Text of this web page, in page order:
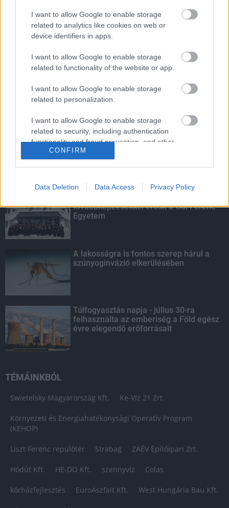
I want to allow Google to enable storage
related to analytics like cookies on web or
device identifiers in apps.
I want to allow Google to enable storage
related to functionality of the website or app.
I want to allow Google to enable storage
related to personalization.
I want to allow Google to enable storage
related to security, including authentication
functionality and fraud prevention, and other
user protection.
CONFIRM
Data Deletion Data Access Privacy Policy
Energiaválság: az éjszakai fordulat
bizakodásra ad okot
felhasználta az emberiség a Föld egész
évre elegendő erőforrásait
továbbképzésekkel erősít a Gál Ferenc
Egyetem
A lakosságra is fontos szerep hárul a
szúnyoginvázió elkerülésében
Túlfogyasztás napja - július 30-ra
felhasználta az emberiség a Föld egész
évre elegendő erőforrásait
TÉMÁINKBÓL
Swietelsky Magyarország Kft. Ke-Víz 21 Zrt.
Környezeti és Energiahatékonysági Operatív Program
(KEHOP)
Liszt Ferenc repülőtér Strabag ZÁÉV Építőipari Zrt.
Hódút Kft. HE-DO Kft. szennyvíz Colas
kórházfejlesztés EuroAszfalt Kft. West Hungária Bau Kft.